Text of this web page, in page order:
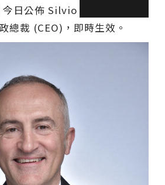
今日公佈 Silvio
總裁 (CEO)，即時生效。